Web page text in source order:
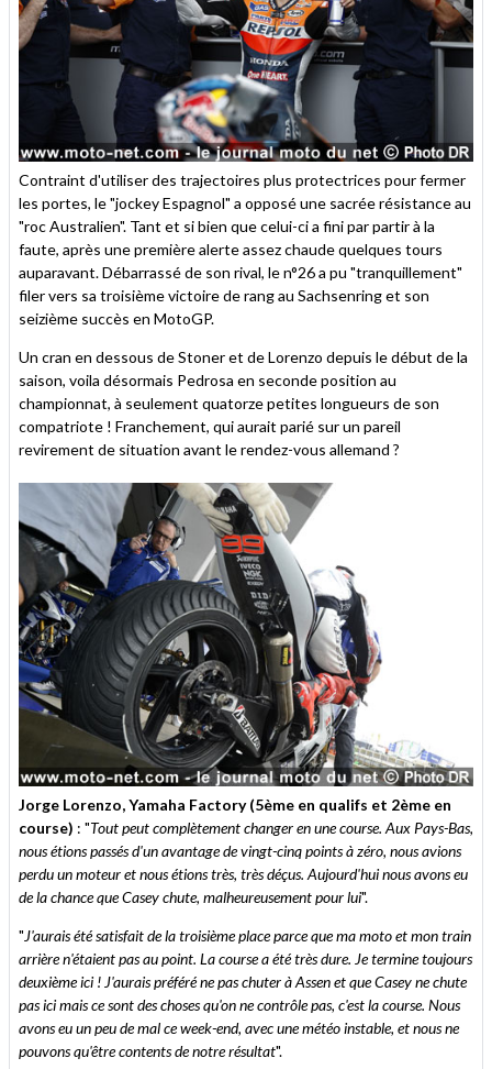
Contraint d'utiliser des trajectoires plus protectrices pour fermer
les portes, le "jockey Espagnol" a opposé une sacrée résistance au
"roc Australien". Tant et si bien que celui-ci a fini par partir à la
faute, après une première alerte assez chaude quelques tours
auparavant. Débarrassé de son rival, le n°26 a pu "tranquillement"
filer vers sa troisième victoire de rang au Sachsenring et son
seizième succès en MotoGP.
Un cran en dessous de Stoner et de Lorenzo depuis le début de la
saison, voila désormais Pedrosa en seconde position au
championnat, à seulement quatorze petites longueurs de son
compatriote ! Franchement, qui aurait parié sur un pareil
revirement de situation avant le rendez-vous allemand ?
Jorge Lorenzo, Yamaha Factory (5ème en qualifs et 2ème en
course) : "Tout peut complètement changer en une course. Aux Pays-Bas,
nous étions passés d'un avantage de vingt-cinq points à zéro, nous avions
perdu un moteur et nous étions très, très déçus. Aujourd'hui nous avons eu
de la chance que Casey chute, malheureusement pour lui".
"J'aurais été satisfait de la troisième place parce que ma moto et mon train
arrière n'étaient pas au point. La course a été très dure. Je termine toujours
deuxième ici ! J'aurais préféré ne pas chuter à Assen et que Casey ne chute
pas ici mais ce sont des choses qu'on ne contrôle pas, c'est la course. Nous
avons eu un peu de mal ce week-end, avec une météo instable, et nous ne
pouvons qu'être contents de notre résultat".